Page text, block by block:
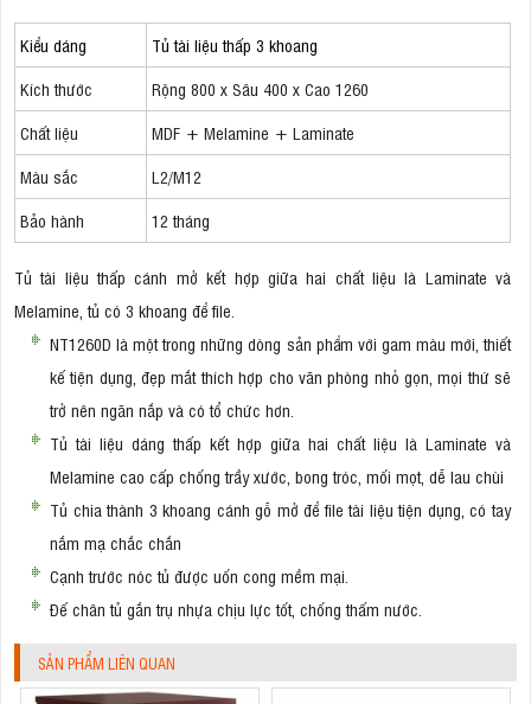
Kiểu dáng
Tủ tài liệu thấp 3 khoang
Kích thước
Rộng 800 x Sâu 400 x Cao 1260
Chất liệu
MDF + Melamine + Laminate
Màu sắc
L2/M12
Bảo hành
12 tháng
Tủ tài liệu thấp cánh mở kết hợp giữa hai chất liệu là Laminate và
Melamine, tủ có 3 khoang để file.
NT1260D là một trong những dòng sản phẩm với gam màu mới, thiết
kế tiện dụng, đẹp mắt thích hợp cho văn phòng nhỏ gọn, mọi thứ sẽ
trở nên ngăn nắp và có tổ chức hơn.
Tủ tài liệu dáng thấp kết hợp giữa hai chất liệu là Laminate và
Melamine cao cấp chống trầy xước, bong tróc, mối mọt, dễ lau chùi
Tủ chia thành 3 khoang cánh gỗ mở để file tài liệu tiện dụng, có tay
nắm mạ chắc chắn
Cạnh trước nóc tủ được uốn cong mềm mại.
Đế chân tủ gắn trụ nhựa chịu lực tốt, chống thấm nước.
SẢN PHẨM LIÊN QUAN